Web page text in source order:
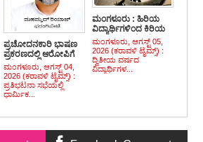
ಪ್ರಚೋದನಕಾರಿ ಭಾಷಣ
ಪ್ರಕರಣದಲ್ಲಿ ಆರೋಪಿಗೆ
ಶಿಕ್ಷೆ ವಿಧಿಸಿದ ನ್ಯಾಯಾಲಯ
ಮಂಗಳೂರು, ಆಗಸ್ಟ್ 04,
2026 (ಕರಾವಳಿ ಟೈಮ್ಸ್) :
ಪ್ರತಿಭಟನಾ ಸಭೆಯಲ್ಲಿ
ಧಾರ್ಮಿಕ...
ಮಂಗಳೂರು : ಹಿರಿಯ
ವಿದ್ಯಾರ್ಥಿಗಳಿಂದ ಕಿರಿಯ
ವಿದ್ಯಾರ್ಥಿಗಳ ಮೇಲೆ
ರ್ಯಾಗಿಂಗ್ ಪ್ರಕರಣ,
ಐವರ ಬಂಧನ,
ಮತ್ತೋರ್ವನಿಗಾಗಿ ಬಲೆ
ಮಂಗಳೂರು, ಆಗಸ್ಟ್ 05,
2026 (ಕರಾವಳಿ ಟೈಮ್ಸ್) :
ದ್ವಿತೀಯ ವರ್ಷದ
ವಿದ್ಯಾರ್ಥಿಗಳ...